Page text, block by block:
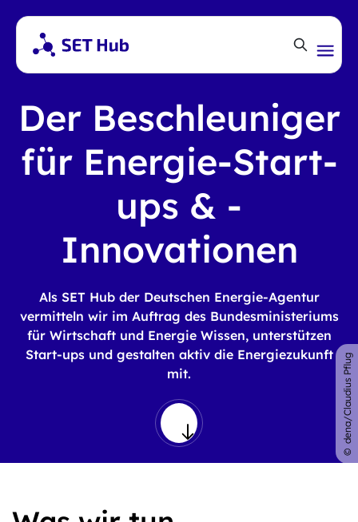
dena/Claudius Pflug
Der Beschleuniger
für Energie-Start-
ups & -
Innovationen
Als SET Hub der Deutschen Energie-Agentur
vermitteln wir im Auftrag des Bundesministeriums
für Wirtschaft und Energie Wissen, unterstützen
Start-ups und gestalten aktiv die Energiezukunft
mit.